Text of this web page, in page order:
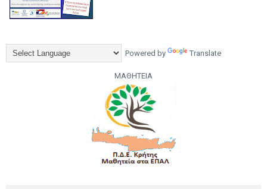
Powered by Translate
ΜΑΘΗΤΕΙΑ